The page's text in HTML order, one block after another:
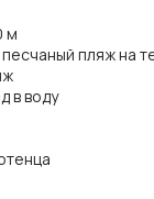
м
пляж на
в воду